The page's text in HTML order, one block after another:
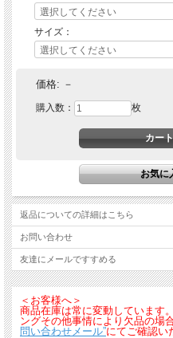
サイズ：
価格: －
購入数： 枚
返品についての詳細はこちら
お問い合わせ
友達にメールですすめる
＜お客様へ＞
商品在庫は常に変動しています
ングその他事情により欠品の場
問い合わせメール”にてご確認い